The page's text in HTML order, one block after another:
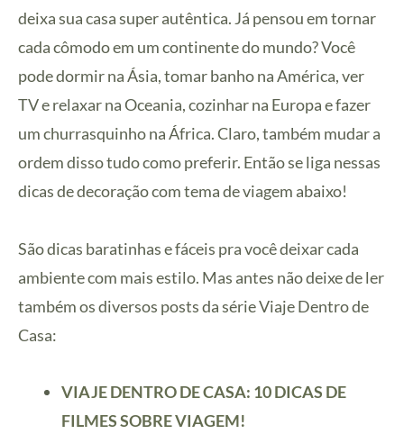
deixa sua casa super autêntica. Já pensou em tornar
cada cômodo em um continente do mundo? Você
pode dormir na Ásia, tomar banho na América, ver
TV e relaxar na Oceania, cozinhar na Europa e fazer
um churrasquinho na África. Claro, também mudar a
ordem disso tudo como preferir. Então se liga nessas
dicas de decoração com tema de viagem abaixo!
São dicas baratinhas e fáceis pra você deixar cada
ambiente com mais estilo. Mas antes não deixe de ler
também os diversos posts da série Viaje Dentro de
Casa:
VIAJE DENTRO DE CASA: 10 DICAS DE
FILMES SOBRE VIAGEM!